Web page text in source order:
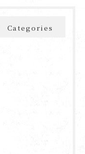
Categories